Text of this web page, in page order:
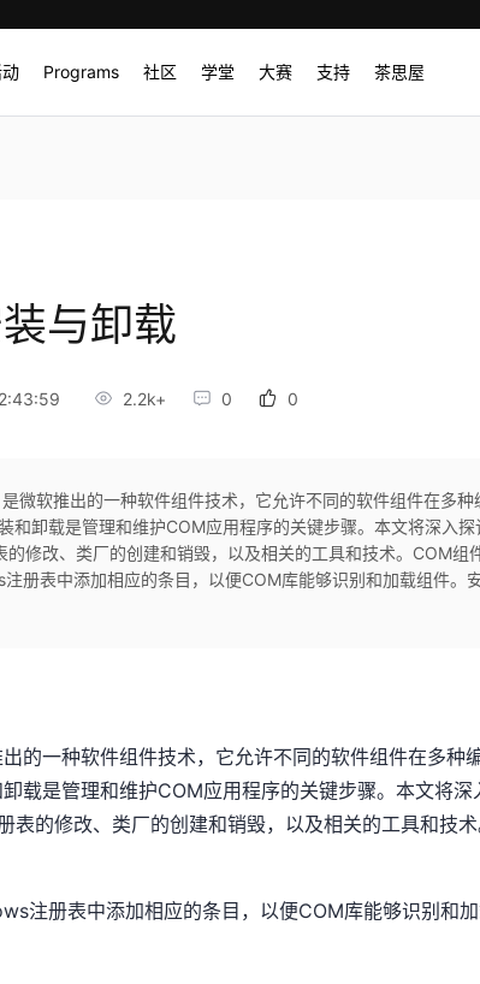
Programs 社区 学堂 大赛 支持 茶思屋
与卸载
2.2k+ 0 0
是微软推出的一种软件组件技术，它允许不同的软件组件在多种
和卸载是管理和维护COM应用程序的关键步骤。本文将深入探
修改、类厂的创建和销毁，以及相关的工具和技术。COM组
册表中添加相应的条目，以便COM库能够识别和加载组件。
的一种软件组件技术，它允许不同的软件组件在多种
载是管理和维护COM应用程序的关键步骤。本文将深
表的修改、类厂的创建和销毁，以及相关的工具和技术
注册表中添加相应的条目，以便COM库能够识别和